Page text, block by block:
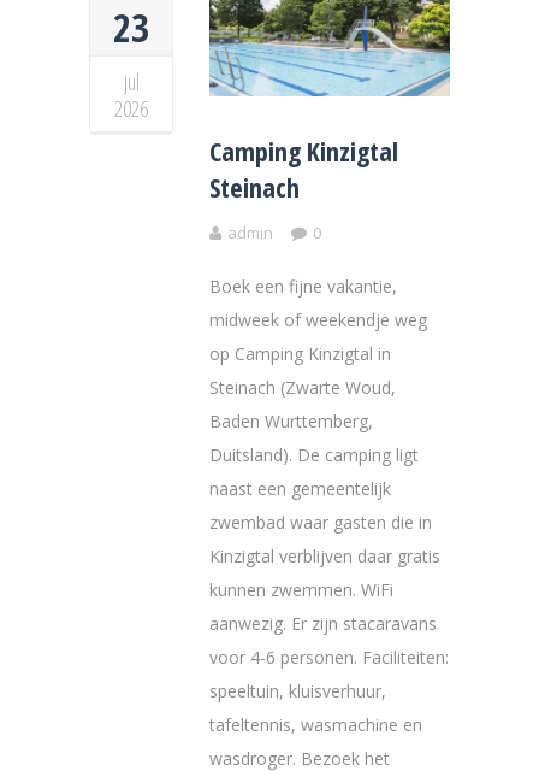
23
jul
2026
Camping Kinzigtal
Steinach
admin 0
Boek een fijne vakantie,
midweek of weekendje weg
op Camping Kinzigtal in
Steinach (Zwarte Woud,
Baden Wurttemberg,
Duitsland). De camping ligt
naast een gemeentelijk
zwembad waar gasten die in
Kinzigtal verblijven daar gratis
kunnen zwemmen. WiFi
aanwezig. Er zijn stacaravans
voor 4-6 personen. Faciliteiten:
speeltuin, kluisverhuur,
tafeltennis, wasmachine en
wasdroger. Bezoek het